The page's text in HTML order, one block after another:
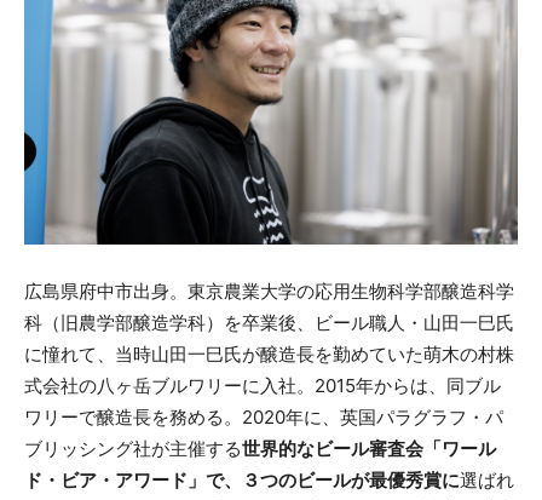
広島県府中市出身。東京農業大学の応用生物科学部醸造科学
科（旧農学部醸造学科）を卒業後、ビール職人・山田一巳氏
に憧れて、当時山田一巳氏が醸造長を勤めていた萌木の村株
式会社の八ヶ岳ブルワリーに入社。2015年からは、同ブル
ワリーで醸造長を務める。2020年に、英国パラグラフ・パ
ブリッシング社が主催する世界的なビール審査会「ワール
ド・ビア・アワード」で、３つのビールが最優秀賞に選ばれ